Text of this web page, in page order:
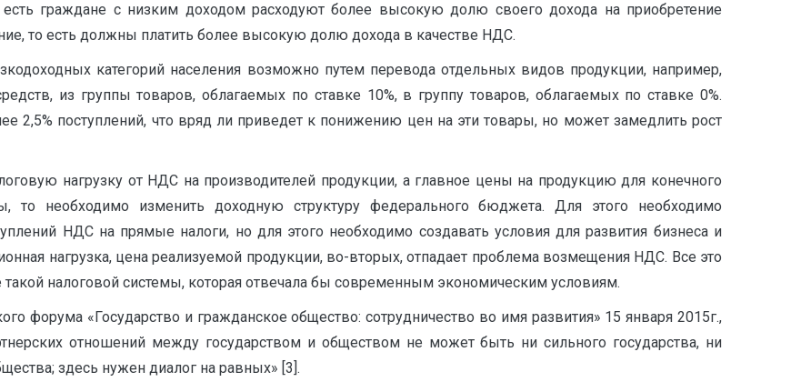
граждане с низким доходом расходуют более высокую долю своего дохода на приобретение
то есть должны платить более высокую долю дохода в качестве НДС.
категорий населения возможно путем перевода отдельных видов продукции, например,
из группы товаров, облагаемых по ставке 10%, в группу товаров, облагаемых по ставке 0%.
2,5% поступлений, что вряд ли приведет к понижению цен на эти товары, но может замедлить рост
нагрузку от НДС на производителей продукции, а главное цены на продукцию для конечного
то необходимо изменить доходную структуру федерального бюджета. Для этого необходимо
НДС на прямые налоги, но для этого необходимо создавать условия для развития бизнеса и
нагрузка, цена реализуемой продукции, во-вторых, отпадает проблема возмещения НДС. Все это
такой налоговой системы, которая отвечала бы современным экономическим условиям.
форума «Государство и гражданское общество: сотрудничество во имя развития» 15 января 2015г.,
отношений между государством и обществом не может быть ни сильного государства, ни
здесь нужен диалог на равных» [3].